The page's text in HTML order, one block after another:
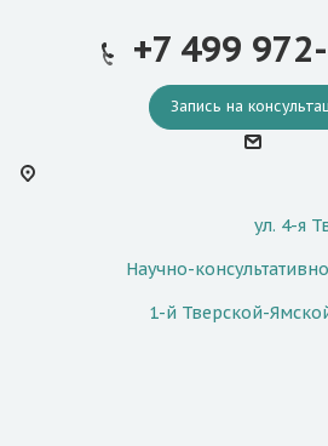
+7 499
Запись на
ул. 4-я
Научно-
1-й Тверской-